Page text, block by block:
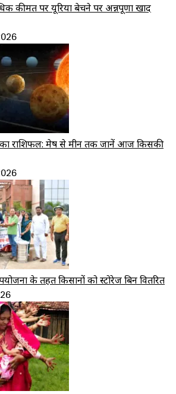
कीमत पर यूरिया बेचने पर अन्नपूर्णा खाद
राशिफल: मेष से मीन तक जानें आज किसकी
के तहत किसानों को स्टोरेज बिन वितरित